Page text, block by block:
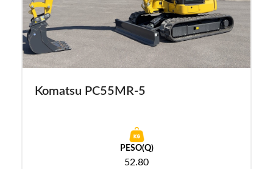
Komatsu PC55MR-5
PESO(Q)
52.80